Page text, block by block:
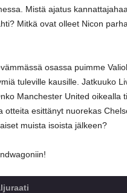
Mistä ajatus
Mitkä ovat olleet Nicon
osassa puimme
tuleville kausille. Jatkuuko
Manchester United oikealla
otteita esittänyt nuorekas
muista isoista jälkeen?